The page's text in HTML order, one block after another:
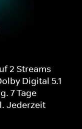
2 Streams
Digital 5.1
7 Tage
Jederzeit